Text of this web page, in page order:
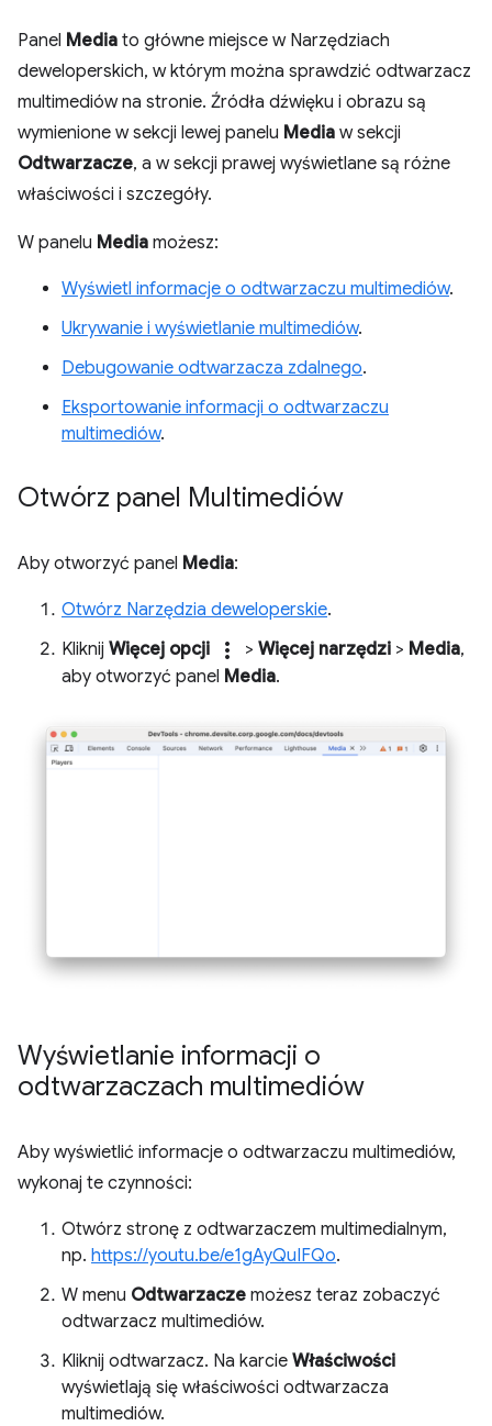
Panel Media to główne miejsce w Narzędziach
deweloperskich, w którym można sprawdzić odtwarzacz
multimediów na stronie. Źródła dźwięku i obrazu są
wymienione w sekcji lewej panelu Media w sekcji
Odtwarzacze, a w sekcji prawej wyświetlane są różne
właściwości i szczegóły.
W panelu Media możesz:
Wyświetl informacje o odtwarzaczu multimediów.
Ukrywanie i wyświetlanie multimediów.
Debugowanie odtwarzacza zdalnego.
Eksportowanie informacji o odtwarzaczu
multimediów.
Otwórz panel Multimediów
Aby otworzyć panel Media:
Otwórz Narzędzia deweloperskie.
Kliknij Więcej opcji more_vert > Więcej narzędzi > Media,
aby otworzyć panel Media.
Wyświetlanie informacji o
odtwarzaczach multimediów
Aby wyświetlić informacje o odtwarzaczu multimediów,
wykonaj te czynności:
Otwórz stronę z odtwarzaczem multimedialnym,
np. https://youtu.be/e1gAyQuIFQo.
W menu Odtwarzacze możesz teraz zobaczyć
odtwarzacz multimediów.
Kliknij odtwarzacz. Na karcie Właściwości
wyświetlają się właściwości odtwarzacza
multimediów.